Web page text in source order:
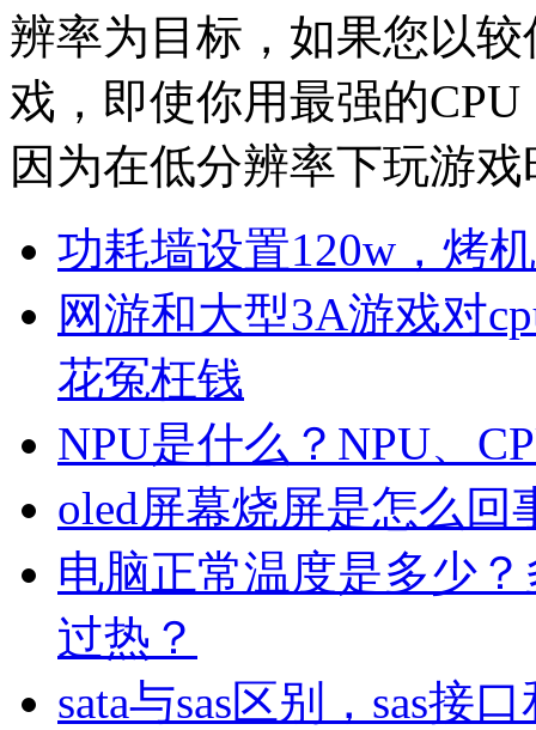
辨率为目标，如果您以
戏，即使你用最强的
因为在低分辨率下玩游
功耗墙设置120w，烤
网游和大型3A游戏对
花冤枉钱
NPU是什么？NPU、
oled屏幕烧屏是怎么回
电脑正常温度是多少
过热？
sata与sas区别，sas接